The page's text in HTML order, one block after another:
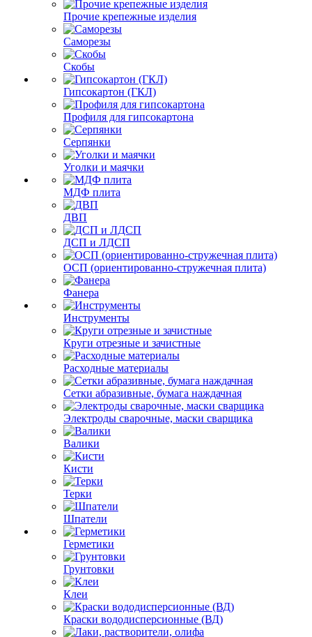
Прочие крепежные изделия
Саморезы
Скобы
Гипсокартон (ГКЛ)
Профиля для гипсокартона
Серпянки
Уголки и маячки
МДФ плита
ДВП
ДСП и ЛДСП
ОСП (ориентированно-стружечная плита)
Фанера
Инструменты
Круги отрезные и зачистные
Расходные материалы
Сетки абразивные, бумага наждачная
Электроды сварочные, маски сварщика
Валики
Кисти
Терки
Шпатели
Герметики
Грунтовки
Клеи
Краски вододисперсионные (ВД)